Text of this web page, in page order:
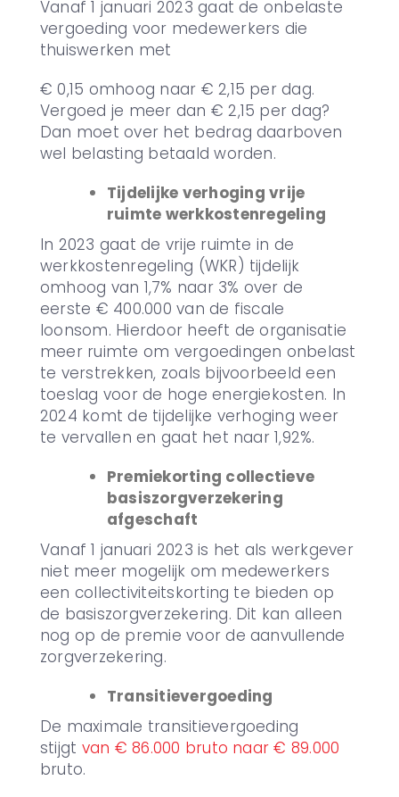
Vanaf 1 januari 2023 gaat de onbelaste
vergoeding voor medewerkers die
thuiswerken met
€ 0,15 omhoog naar € 2,15 per dag.
Vergoed je meer dan € 2,15 per dag?
Dan moet over het bedrag daarboven
wel belasting betaald worden.
Tijdelijke verhoging vrije
ruimte werkkostenregeling
In 2023 gaat de vrije ruimte in de
werkkostenregeling (WKR) tijdelijk
omhoog van 1,7% naar 3% over de
eerste € 400.000 van de fiscale
loonsom. Hierdoor heeft de organisatie
meer ruimte om vergoedingen onbelast
te verstrekken, zoals bijvoorbeeld een
toeslag voor de hoge energiekosten. In
2024 komt de tijdelijke verhoging weer
te vervallen en gaat het naar 1,92%.
Premiekorting collectieve
basiszorgverzekering
afgeschaft
Vanaf 1 januari 2023 is het als werkgever
niet meer mogelijk om medewerkers
een collectiviteitskorting te bieden op
de basiszorgverzekering. Dit kan alleen
nog op de premie voor de aanvullende
zorgverzekering.
Transitievergoeding
De maximale transitievergoeding
stijgt van € 86.000 bruto naar € 89.000
bruto.